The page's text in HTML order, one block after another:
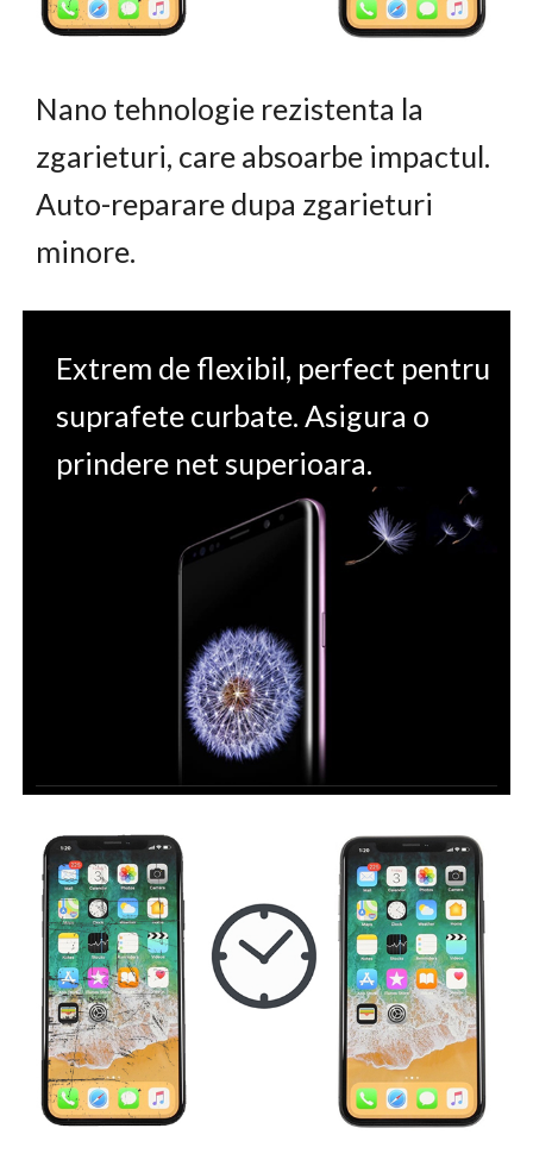
Nano tehnologie rezistenta la
zgarieturi, care absoarbe impactul.
Auto-reparare dupa zgarieturi
minore.
Extrem de flexibil, perfect pentru
suprafete curbate. Asigura o
prindere net superioara.